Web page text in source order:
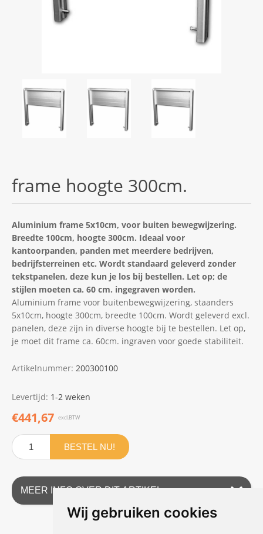
Wij gebruiken cookies
frame hoogte 300cm.
Aluminium frame 5x10cm, voor buiten bewegwijzering.
Breedte 100cm, hoogte 300cm. Ideaal voor
kantoorpanden, panden met meerdere bedrijven,
bedrijfsterreinen etc. Wordt standaard geleverd zonder
tekstpanelen, deze kun je los bij bestellen. Let op; de
stijlen moeten ca. 60 cm. ingegraven worden.
Aluminium frame voor buitenbewegwijzering, staanders
5x10cm, hoogte 300cm, breedte 100cm. Wordt geleverd excl.
panelen, deze zijn in diverse hoogte bij te bestellen. Let op,
je moet dit frame ca. 60cm. ingraven voor goede stabiliteit.
Artikelnummer: 200300100
Levertijd: 1-2 weken
€441,67 excl.BTW
BESTEL NU!
MEER INFO OVER DIT ARTIKEL